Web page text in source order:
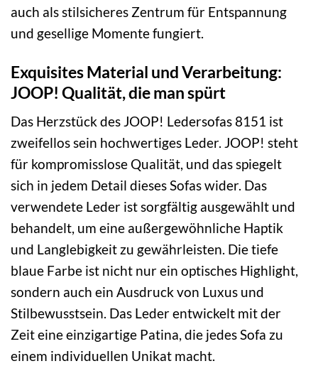
auch als stilsicheres Zentrum für Entspannung
und gesellige Momente fungiert.
Exquisites Material und Verarbeitung:
JOOP! Qualität, die man spürt
Das Herzstück des JOOP! Ledersofas 8151 ist
zweifellos sein hochwertiges Leder. JOOP! steht
für kompromisslose Qualität, und das spiegelt
sich in jedem Detail dieses Sofas wider. Das
verwendete Leder ist sorgfältig ausgewählt und
behandelt, um eine außergewöhnliche Haptik
und Langlebigkeit zu gewährleisten. Die tiefe
blaue Farbe ist nicht nur ein optisches Highlight,
sondern auch ein Ausdruck von Luxus und
Stilbewusstsein. Das Leder entwickelt mit der
Zeit eine einzigartige Patina, die jedes Sofa zu
einem individuellen Unikat macht.